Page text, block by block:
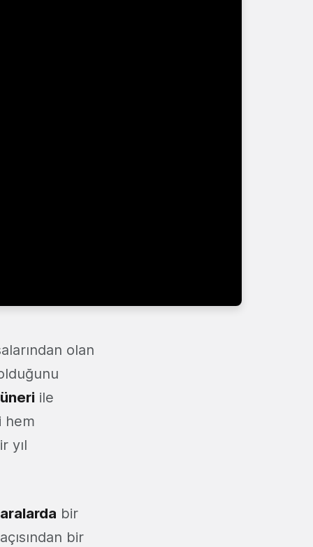
olan
ile
hem
yıl
bir
bir